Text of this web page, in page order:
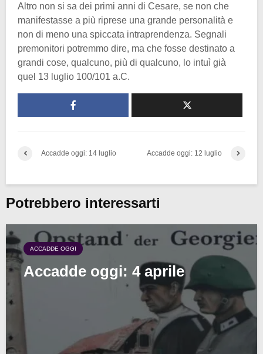
Altro non si sa dei primi anni di Cesare, se non che
manifestasse a più riprese una grande personalità e
non di meno una spiccata intraprendenza. Segnali
premonitori potremmo dire, ma che fosse destinato a
grandi cose, qualcuno, più di qualcuno, lo intuì già
quel 13 luglio 100/101 a.C.
Accadde oggi: 14 luglio Accadde oggi: 12 luglio
Potrebbero interessarti
ACCADDE OGGI
Accadde oggi: 4 aprile